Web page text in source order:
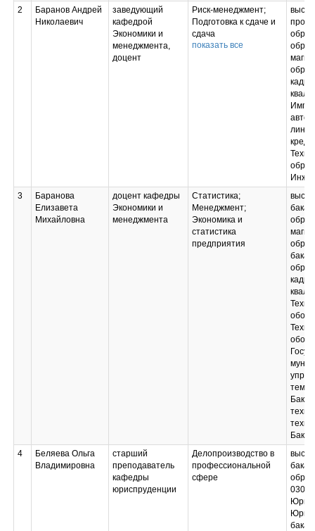
2
Баранов Андрей
Николаевич
заведующий
кафедрой
Экономики и
менеджмента,
доцент
Риск-менеджмент;
Подготовка к сдаче и
сдача
государственного
показать все
3
Баранова
Елизавета
Михайловна
доцент кафедры
Экономики и
менеджмента
Статистика;
Менеджмент;
Экономика и
статистика
предприятия
4
Беляева Ольга
Владимировна
старший
преподаватель
кафедры
юриспруденции
Делопроизводство в
профессиональной
сфере